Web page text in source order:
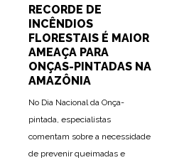
RECORDE DE
INCÊNDIOS
FLORESTAIS É MAIOR
AMEAÇA PARA
ONÇAS-PINTADAS NA
AMAZÔNIA
No Dia Nacional da Onça-
pintada, especialistas
comentam sobre a necessidade
de prevenir queimadas e